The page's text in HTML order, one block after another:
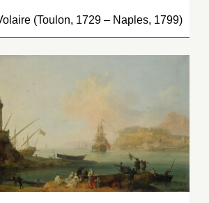
(Toulon, 1729 – Naples, 1799)